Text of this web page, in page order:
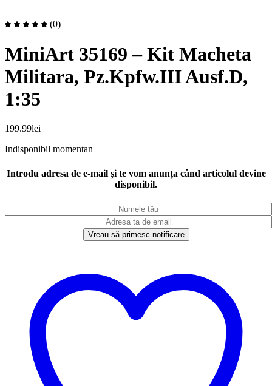
(0)
MiniArt 35169 – Kit Macheta
Militara, Pz.Kpfw.III Ausf.D,
1:35
199.99lei
Indisponibil momentan
Introdu adresa de e-mail și te vom anunța când articolul devine
disponibil.
Vreau să primesc notificare